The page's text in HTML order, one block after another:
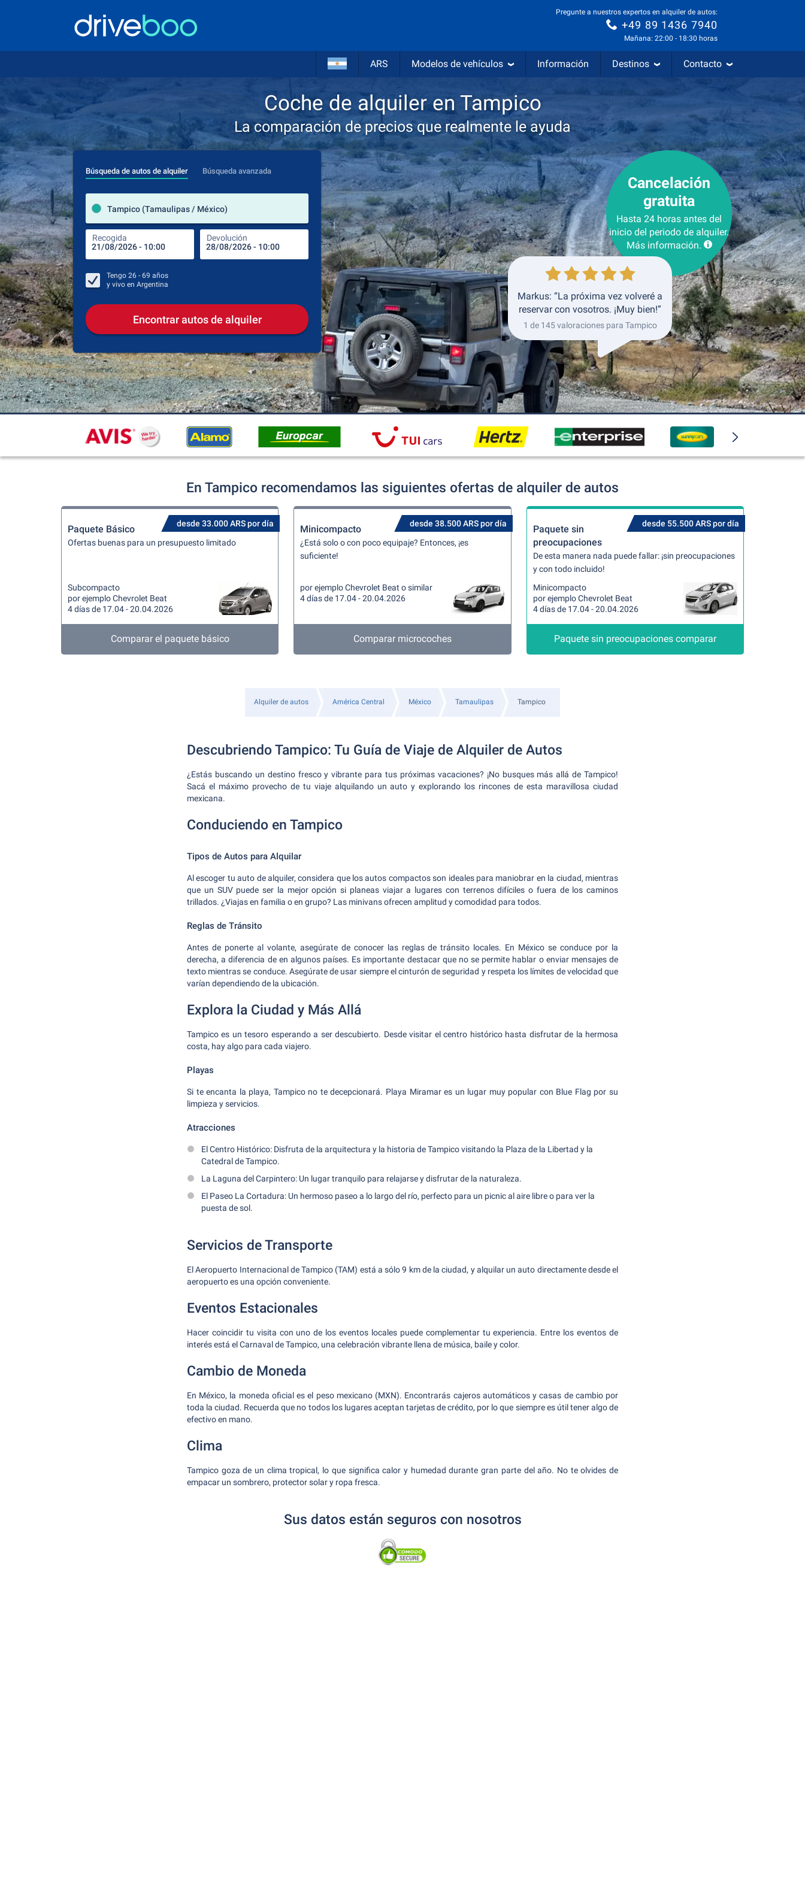
Pregunte a nuestros expertos en alquiler de autos:
+49 89 1436 7940
Mañana: 22:00 - 18:30 horas
ARS Modelos de vehículos Información Destinos Contacto
Coche de alquiler en Tampico
La comparación de precios que realmente le ayuda
Búsqueda de autos de alquiler Búsqueda avanzada
Tampico (Tamaulipas / México)
Recogida Devolución
lugar de alquiler
Lugar de devolución
Recogida Devolución
Tengo 26 - 69 años
y vivo en Argentina
Encontrar autos de alquiler
Cancelación
gratuita
Hasta 24 horas antes del
inicio del periodo de alquiler.
Más información.
Markus: “La próxima vez volveré a
reservar con vosotros. ¡Muy bien!”
1 de 145 valoraciones para Tampico
En Tampico recomendamos las siguientes ofertas de alquiler de autos
desde 33.000 ARS por día
Paquete Básico
Ofertas buenas para un presupuesto limitado
Subcompacto
por ejemplo Chevrolet Beat
4 días de 17.04 - 20.04.2026
Comparar el paquete básico
desde 38.500 ARS por día
Minicompacto
¿Está solo o con poco equipaje? Entonces, ¡es
suficiente!
por ejemplo Chevrolet Beat o similar
4 días de 17.04 - 20.04.2026
Comparar microcoches
desde 55.500 ARS por día
Paquete sin
preocupaciones
De esta manera nada puede fallar: ¡sin preocupaciones
y con todo incluido!
Minicompacto
por ejemplo Chevrolet Beat
4 días de 17.04 - 20.04.2026
Paquete sin preocupaciones comparar
Alquiler de autos América Central México Tamaulipas Tampico
Descubriendo Tampico: Tu Guía de Viaje de Alquiler de Autos
¿Estás buscando un destino fresco y vibrante para tus próximas vacaciones? ¡No busques más allá de Tampico!
Sacá el máximo provecho de tu viaje alquilando un auto y explorando los rincones de esta maravillosa ciudad
mexicana.
Conduciendo en Tampico
Tipos de Autos para Alquilar
Al escoger tu auto de alquiler, considera que los autos compactos son ideales para maniobrar en la ciudad, mientras
que un SUV puede ser la mejor opción si planeas viajar a lugares con terrenos difíciles o fuera de los caminos
trillados. ¿Viajas en familia o en grupo? Las minivans ofrecen amplitud y comodidad para todos.
Reglas de Tránsito
Antes de ponerte al volante, asegúrate de conocer las reglas de tránsito locales. En México se conduce por la
derecha, a diferencia de en algunos países. Es importante destacar que no se permite hablar o enviar mensajes de
texto mientras se conduce. Asegúrate de usar siempre el cinturón de seguridad y respeta los límites de velocidad que
varían dependiendo de la ubicación.
Explora la Ciudad y Más Allá
Tampico es un tesoro esperando a ser descubierto. Desde visitar el centro histórico hasta disfrutar de la hermosa
costa, hay algo para cada viajero.
Playas
Si te encanta la playa, Tampico no te decepcionará. Playa Miramar es un lugar muy popular con Blue Flag por su
limpieza y servicios.
Atracciones
El Centro Histórico: Disfruta de la arquitectura y la historia de Tampico visitando la Plaza de la Libertad y la
Catedral de Tampico.
La Laguna del Carpintero: Un lugar tranquilo para relajarse y disfrutar de la naturaleza.
El Paseo La Cortadura: Un hermoso paseo a lo largo del río, perfecto para un picnic al aire libre o para ver la
puesta de sol.
Servicios de Transporte
El Aeropuerto Internacional de Tampico (TAM) está a sólo 9 km de la ciudad, y alquilar un auto directamente desde el
aeropuerto es una opción conveniente.
Eventos Estacionales
Hacer coincidir tu visita con uno de los eventos locales puede complementar tu experiencia. Entre los eventos de
interés está el Carnaval de Tampico, una celebración vibrante llena de música, baile y color.
Cambio de Moneda
En México, la moneda oficial es el peso mexicano (MXN). Encontrarás cajeros automáticos y casas de cambio por
toda la ciudad. Recuerda que no todos los lugares aceptan tarjetas de crédito, por lo que siempre es útil tener algo de
efectivo en mano.
Clima
Tampico goza de un clima tropical, lo que significa calor y humedad durante gran parte del año. No te olvides de
empacar un sombrero, protector solar y ropa fresca.
Sus datos están seguros con nosotros